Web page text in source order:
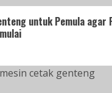
untuk Pemula agar